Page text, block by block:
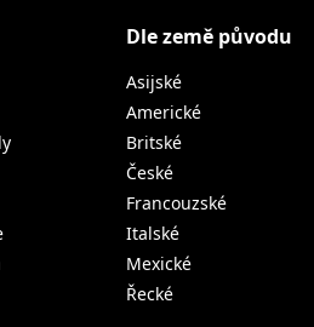
Dle země původu
Asijské
Americké
Britské
České
Francouzské
Italské
Mexické
Řecké